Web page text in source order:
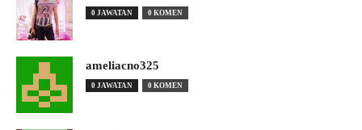
0 JAWATAN 0 KOMEN
ameliacno325
0 JAWATAN 0 KOMEN